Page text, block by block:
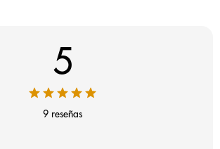
perfil diferente. Blue Cheese destaca
y carácter, alejándose de los aromas
convencionales.
es inconfundible: un aroma a queso
con cuerpo, combinado con un fondo
de la genética OG Kush. Es
5
9 reseñas